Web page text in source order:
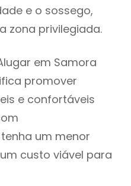
e o sossego,
zona privilegiada.
em Samora
promover
e confortáveis
um menor
custo viável para